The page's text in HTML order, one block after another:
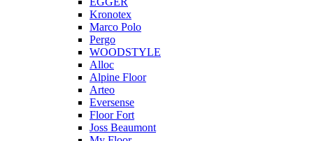
Kronotex
Marco Polo
Pergo
WOODSTYLE
Alloc
Alpine Floor
Arteo
Eversense
Floor Fort
Joss Beaumont